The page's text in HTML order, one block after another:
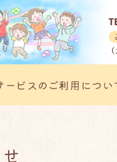
支援事業所｜こ
ービスのご利用につい